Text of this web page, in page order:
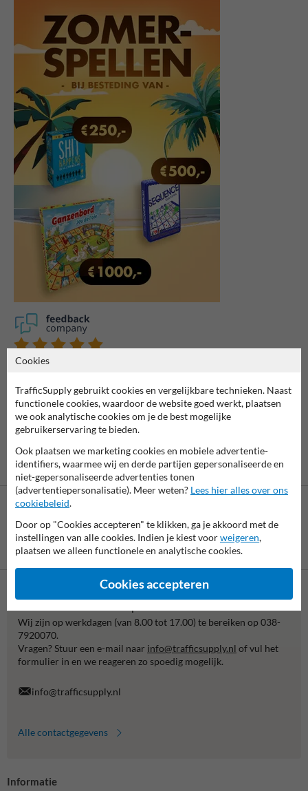
7061reviews
Betaling achteraf
is mogelijk
Wij zijn op werkdagen (van 8.00 tot 17.00) te bereiken op 038-
7920070.
Vragen? Stuur een e-mail naar info@trafficsupply.nl of vul het
formulier in en we reageren zo spoedig mogelijk.
info@trafficsupply.nl
Alle contactgegevens
Informatie
Cookies
TrafficSupply gebruikt cookies en vergelijkbare technieken. Naast
functionele cookies, waardoor de website goed werkt, plaatsen
we ook analytische cookies om je de best mogelijke
gebruikerservaring te bieden.
Ook plaatsen we marketing cookies en mobiele advertentie-
identifiers, waarmee wij en derde partijen gepersonaliseerde en
niet-gepersonaliseerde advertenties tonen
(advertentiepersonalisatie). Meer weten? Lees hier alles over ons
cookiebeleid.
Door op "Cookies accepteren" te klikken, ga je akkoord met de
instellingen van alle cookies. Indien je kiest voorweigeren,
plaatsen we alleen functionele en analytische cookies.
Cookies accepteren